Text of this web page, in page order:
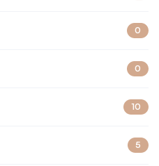
0
0
10
5